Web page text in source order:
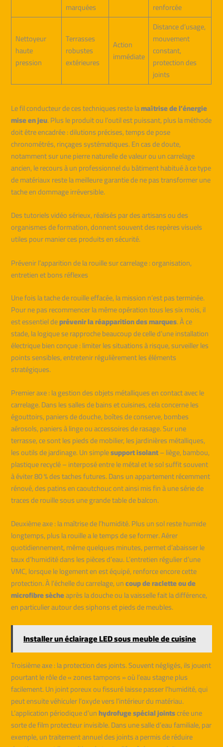
marquées
renforcée
Nettoyeur
haute
pression
Terrasses
robustes
extérieures
Action
immédiate
Distance d’usage,
mouvement
constant,
protection des
joints
Le fil conducteur de ces techniques reste lamaîtrise de l’énergie
mise en jeu. Plus le produit ou l’outil est puissant, plus la méthode
doit être encadrée : dilutions précises, temps de pose
chronométrés, rinçages systématiques. En cas de doute,
notamment sur une pierre naturelle de valeur ou un carrelage
ancien, le recours à un professionnel du bâtiment habitué à ce type
de matériaux reste la meilleure garantie de ne pas transformer une
tache en dommage irréversible.
Des tutoriels vidéo sérieux, réalisés par des artisans ou des
organismes de formation, donnent souvent des repères visuels
utiles pour manier ces produits en sécurité.
Prévenir l’apparition de la rouille sur carrelage : organisation,
entretien et bons réflexes
Une fois la tache de rouille effacée, la mission n’est pas terminée.
Pour ne pas recommencer la même opération tous les six mois, il
est essentiel deprévenir la réapparition des marques. À ce
stade, la logique se rapproche beaucoup de celle d’une installation
électrique bien conçue : limiter les situations à risque, surveiller les
points sensibles, entretenir régulièrement les éléments
stratégiques.
Premier axe : la gestion des objets métalliques en contact avec le
carrelage. Dans les salles de bains et cuisines, cela concerne les
égouttoirs, paniers de douche, boîtes de conserve, bombes
aérosols, paniers à linge ou accessoires de rasage. Sur une
terrasse, ce sont les pieds de mobilier, les jardinières métalliques,
les outils de jardinage. Un simplesupport isolant– liège, bambou,
plastique recyclé – interposé entre le métal et le sol suffit souvent
à éviter 80 % des taches futures. Dans un appartement récemment
rénové, des patins en caoutchouc ont ainsi mis fin à une série de
traces de rouille sous une grande table de balcon.
Deuxième axe : la maîtrise de l’humidité. Plus un sol reste humide
longtemps, plus la rouille a le temps de se former. Aérer
quotidiennement, même quelques minutes, permet d’abaisser le
taux d’humidité dans les pièces d’eau. L’entretien régulier d’une
VMC, lorsque le logement en est équipé, renforce encore cette
protection. À l’échelle du carrelage, uncoup de raclette ou de
microfibre sècheaprès la douche ou la vaisselle fait la différence,
en particulier autour des siphons et pieds de meubles.
Installer un éclairage LED sous meuble de cuisine
Troisième axe : la protection des joints. Souvent négligés, ils jouent
pourtant le rôle de « zones tampons » où l’eau stagne plus
facilement. Un joint poreux ou fissuré laisse passer l’humidité, qui
peut ensuite véhiculer l’oxyde vers l’intérieur du matériau.
L’application périodique d’unhydrofuge spécial jointscrée une
sorte de film protecteur invisible. Dans une salle d’eau familiale, par
exemple, un traitement annuel des joints a permis de réduire